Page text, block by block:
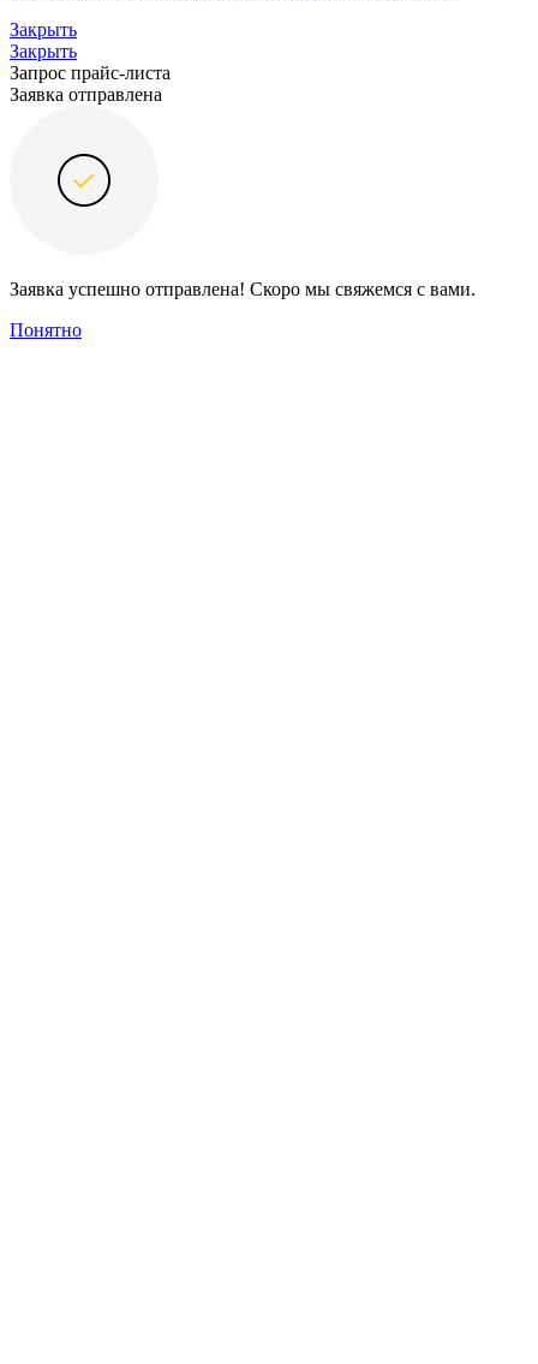
Закрыть
Закрыть
Запрос прайс-листа
Заявка отправлена
Заявка успешно отправлена! Скоро мы свяжемся с вами.
Понятно